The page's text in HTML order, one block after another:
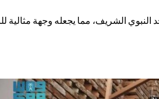
الشريف، مما يجعله وجهة مثالية